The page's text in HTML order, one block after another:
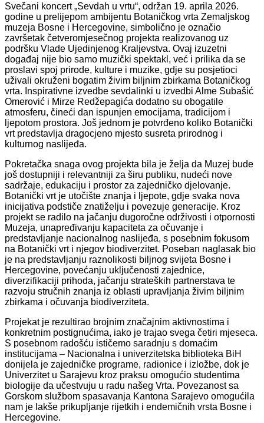
Svečani koncert „Sevdah u vrtu“, održan 19. aprila 2026.
godine u prelijepom ambijentu Botaničkog vrta Zemaljskog
muzeja Bosne i Hercegovine, simbolično je označio
završetak četveromjesečnog projekta realizovanog uz
podršku Vlade Ujedinjenog Kraljevstva. Ovaj izuzetni
događaj nije bio samo muzički spektakl, već i prilika da se
proslavi spoj prirode, kulture i muzike, gdje su posjetioci
uživali okruženi bogatim živim biljnim zbirkama Botaničkog
vrta. Inspirativne izvedbe sevdalinki u izvedbi Alme Subašić
Omerović i Mirze Redžepagića dodatno su obogatile
atmosferu, čineći dan ispunjen emocijama, tradicijom i
ljepotom prostora. Još jednom je potvrđeno koliko Botanički
vrt predstavlja dragocjeno mjesto susreta prirodnog i
kulturnog naslijeđa.
Pokretačka snaga ovog projekta bila je želja da Muzej bude
još dostupniji i relevantniji za širu publiku, nudeći nove
sadržaje, edukaciju i prostor za zajedničko djelovanje.
Botanički vrt je utočište znanja i ljepote, gdje svaka nova
inicijativa podstiče znatiželju i povezuje generacije. Kroz
projekt se radilo na jačanju dugoročne održivosti i otpornosti
Muzeja, unapređivanju kapaciteta za očuvanje i
predstavljanje nacionalnog naslijeđa, s posebnim fokusom
na Botanički vrt i njegov biodiverzitet. Poseban naglasak bio
je na predstavljanju raznolikosti biljnog svijeta Bosne i
Hercegovine, povećanju uključenosti zajednice,
diverzifikaciji prihoda, jačanju strateških partnerstava te
razvoju stručnih znanja iz oblasti upravljanja živim biljnim
zbirkama i očuvanja biodiverziteta.
Projekat je rezultirao brojnim značajnim aktivnostima i
konkretnim postignućima, iako je trajao svega četiri mjeseca.
S posebnom radošću ističemo saradnju s domaćim
institucijama – Nacionalna i univerzitetska biblioteka BiH
donijela je zajedničke programe, radionice i izložbe, dok je
Univerzitet u Sarajevu kroz praksu omogućio studentima
biologije da učestvuju u radu našeg Vrta. Povezanost sa
Gorskom službom spasavanja Kantona Sarajevo omogućila
nam je lakše prikupljanje rijetkih i endemičnih vrsta Bosne i
Hercegovine.